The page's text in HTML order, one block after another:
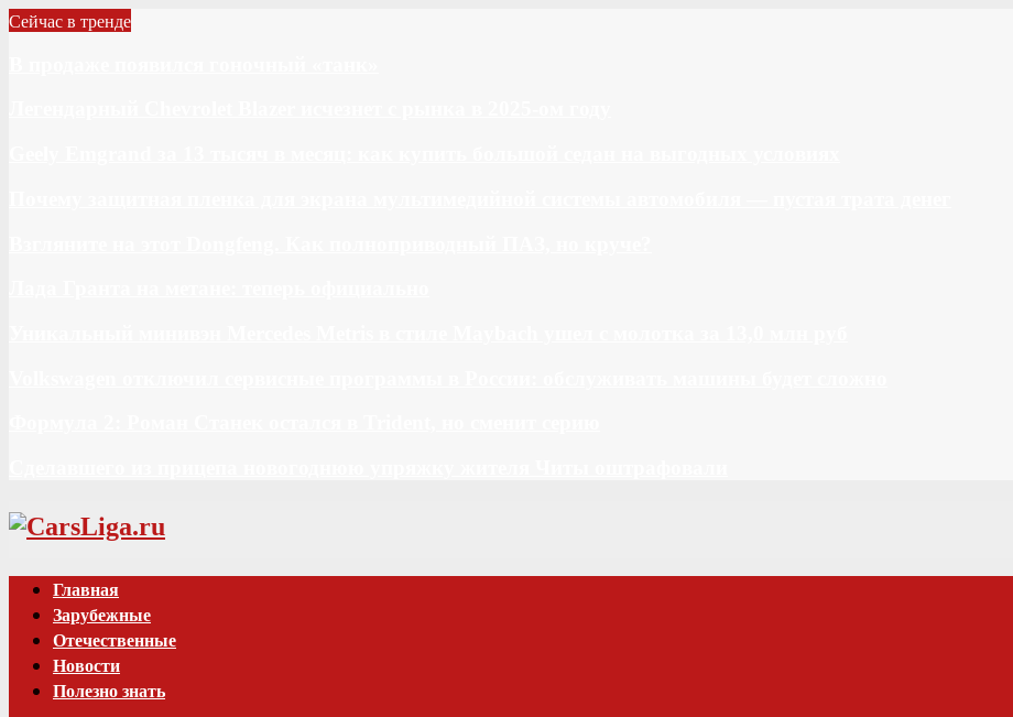
Сейчас в тренде
Vk
Главная
Зарубежные
Отечественные
Новости
Полезно знать